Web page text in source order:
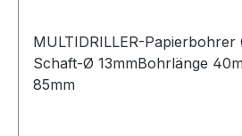
MULTIDRILLER-
Schaft-Ø 13mmBohrlänge
85mm